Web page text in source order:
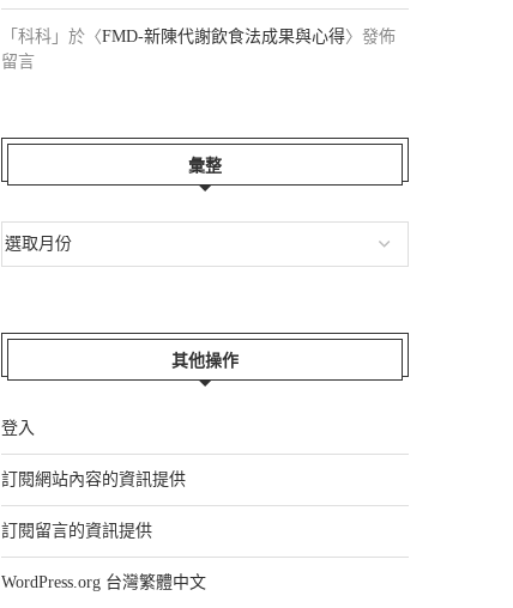
「 科科 」於〈FMD-新陳代謝飲食法成果與心得〉發佈
留言
彙整
其他操作
登入
訂閱網站內容的資訊提供
訂閱留言的資訊提供
WordPress.org 台灣繁體中文